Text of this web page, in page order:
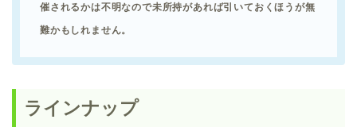
催されるかは不明なので未所持があれば引いておくほうが無
難かもしれません。
ラインナップ